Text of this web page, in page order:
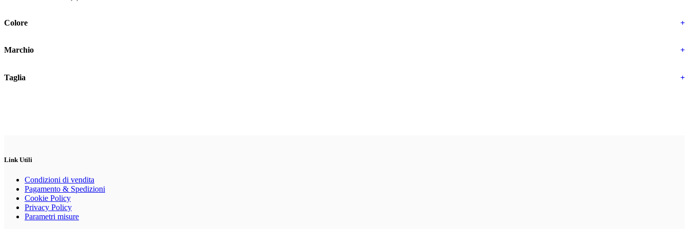
Colore +
Marchio +
Taglia +
Link Utili
Condizioni di vendita
Pagamento & Spedizioni
Cookie Policy
Privacy Policy
Parametri misure